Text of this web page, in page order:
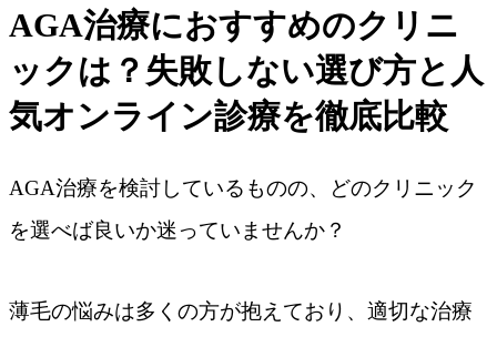
AGA治療におすすめのクリニ
ックは？失敗しない選び方と人
気オンライン診療を徹底比較
AGA治療を検討しているものの、どのクリニック
を選べば良いか迷っていませんか？
薄毛の悩みは多くの方が抱えており、適切な治療